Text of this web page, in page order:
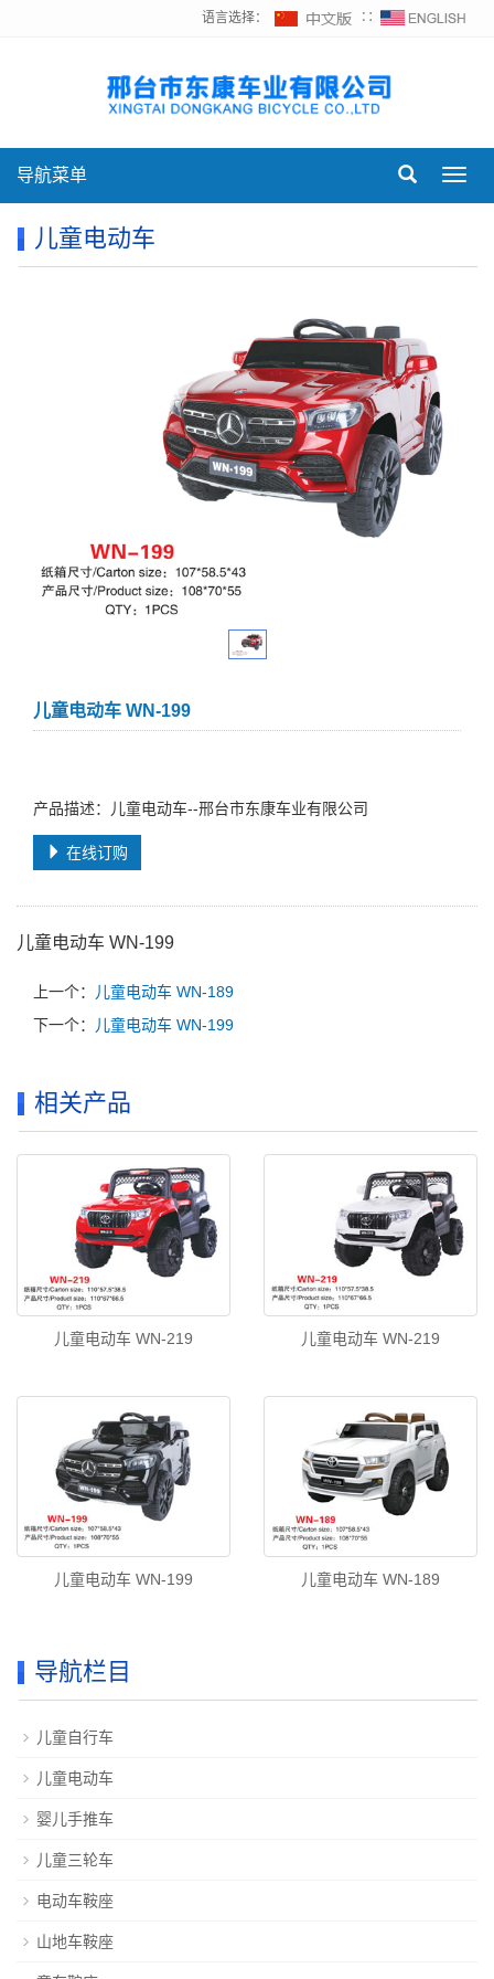
语言选择： ∷
导航菜单
儿童电动车
儿童电动车 WN-199
产品描述：儿童电动车--邢台市东康车业有限公司
在线订购
儿童电动车 WN-199
上一个：
儿童电动车 WN-189
下一个：
儿童电动车 WN-199
相关产品
儿童电动车 WN-219 儿童电动车 WN-219
儿童电动车 WN-199 儿童电动车 WN-189
导航栏目
儿童自行车
儿童电动车
婴儿手推车
儿童三轮车
电动车鞍座
山地车鞍座